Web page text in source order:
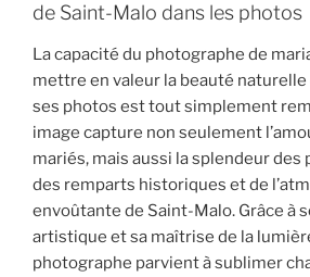
de Saint-Malo dans les photos
La capacité du photographe de
mettre en valeur la beauté naturelle
ses photos est tout simplement
image capture non seulement
mariés, mais aussi la splendeur des
des remparts historiques et de
envoûtante de Saint-Malo. Grâce à
artistique et sa maîtrise de la
photographe parvient à sublimer